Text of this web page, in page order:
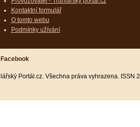
Kontaktní formulář
O tomto webu
Podmínky užívání
Facebook
Portál.cz. Všechna práva vyhrazena.